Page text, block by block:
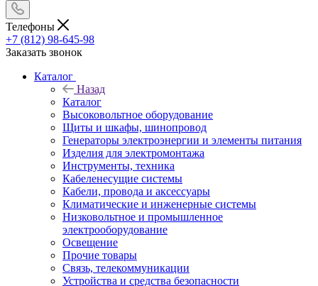
Телефоны
+7 (812) 98-645-98
Заказать звонок
Каталог
Назад
Каталог
Высоковольтное оборудование
Щиты и шкафы, шинопровод
Генераторы электроэнергии и элементы питания
Изделия для электромонтажа
Инструменты, техника
Кабеленесущие системы
Кабели, провода и аксессуары
Климатические и инженерные системы
Низковольтное и промышленное
электрооборудование
Освещение
Прочие товары
Связь, телекоммуникации
Устройства и средства безопасности